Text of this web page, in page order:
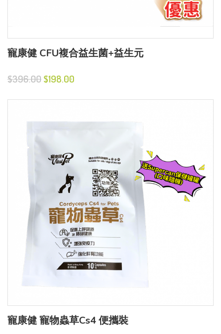
寵康健 CFU複合益生菌+益生元
$396.00 $198.00
寵康健 寵物蟲草Cs4 便攜裝